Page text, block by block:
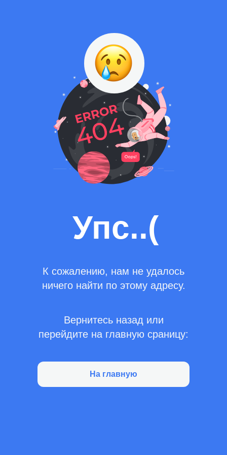
Упс..(
К сожалению, нам не удалось
ничего найти по этому адресу.
Вернитесь назад или
перейдите на главную сраницу:
На главную